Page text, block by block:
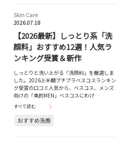
Skin Care
2026.07.18
【2026最新】しっとり系「洗
顔料」おすすめ12選！人気ラ
ンキング受賞＆新作
しっとりと洗い上がる「洗顔料」を厳選しま
した。2026上半期プチプラベスコスランキン
グ受賞の口コミ人気から、ベスコス、メンズ
向けの「美的MEN」ベスコスにわけ…
すべて読む
おすすめ洗顔